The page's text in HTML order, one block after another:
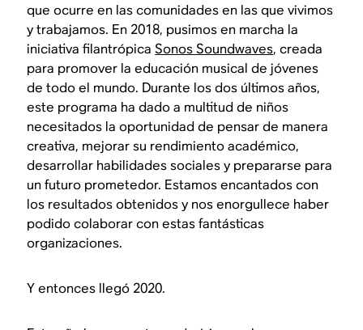
que ocurre en las comunidades en las que vivimos
y trabajamos. En 2018, pusimos en marcha la
iniciativa filantrópicaSonos Soundwaves, creada
para promover la educación musical de jóvenes
de todo el mundo. Durante los dos últimos años,
este programa ha dado a multitud de niños
necesitados la oportunidad de pensar de manera
creativa, mejorar su rendimiento académico,
desarrollar habilidades sociales y prepararse para
un futuro prometedor. Estamos encantados con
los resultados obtenidos y nos enorgullece haber
podido colaborar con estas fantásticas
organizaciones.
Y entonces llegó 2020.